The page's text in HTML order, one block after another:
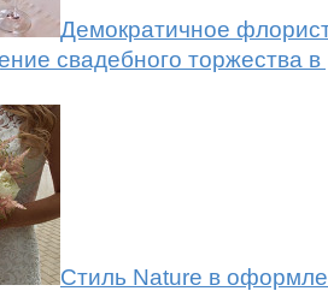
Демократичное
свадебного торжества
Стиль Nature в